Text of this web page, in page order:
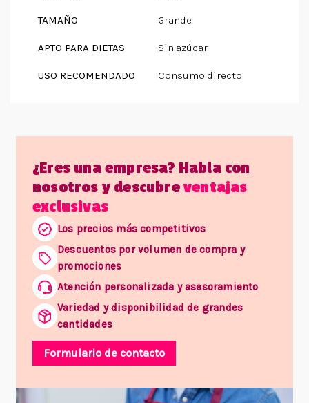
TAMAÑO Grande
APTO PARA DIETAS Sin azúcar
USO RECOMENDADO Consumo directo
¿Eres una empresa? Habla con
nosotros y descubreventajas
exclusivas
Los precios más competitivos
Descuentos por volumen de compra y
promociones
Atención personalizada y asesoramiento
Variedad y disponibilidad de grandes
cantidades
Formulario de contacto